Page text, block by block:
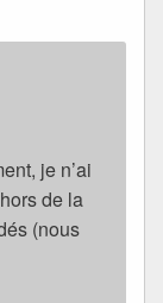
je n’ai
de la
(nous